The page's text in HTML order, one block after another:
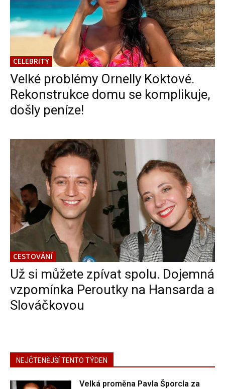
CELEBRITY
Velké problémy Ornelly Koktové.
Rekonstrukce domu se komplikuje,
došly peníze!
CESTOVÁNÍ
Už si můžete zpívat spolu. Dojemná
vzpomínka Peroutky na Hansarda a
Slováčkovou
NEJČTENĚJŠÍ TENTO TÝDEN
Velká proměna Pavla Šporcla za